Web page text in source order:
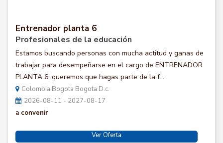
Entrenador planta 6
Profesionales de la educación
Estamos buscando personas con mucha actitud y ganas de
trabajar para desempeñarse en el cargo de ENTRENADOR
PLANTA 6, queremos que hagas parte de la f...
Colombia Bogota Bogota D.c.
2026-08-11 - 2027-08-17
a convenir
Ver Oferta